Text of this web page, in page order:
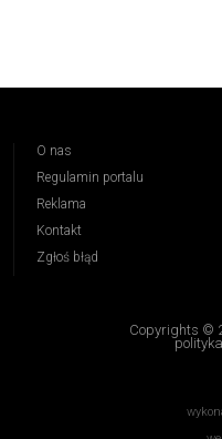
O nas
Regulamin portalu
Reklama
Kontakt
Zgłoś błąd
Copyrights ©